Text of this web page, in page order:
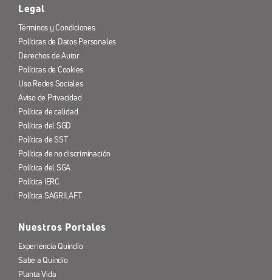
Legal
Términos y Condiciones
Políticas de Datos Personales
Derechos de Autor
Políticas de Cookies
Uso Redes Sociales
Aviso de Privacidad
Política de calidad
Política del SGD
Política de SST
Política de no discriminación
Política del SGA
Política IERC
Política SAGRILAFT
Nuestros Portales
Experiencia Quindío
Sabe a Quindío
Planta Vida